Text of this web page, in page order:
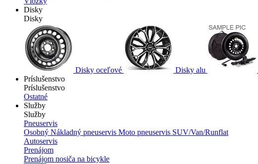
Disky
Disky
Disky oceľové Disky alu
Príslušenstvo
Príslušenstvo
Ostatné
Služby
Služby
Pneuservis
Osobný Nákladný pneuservis Moto pneuservis SUV/Van/Runflat
Autoservis
Prenájom
Prenájom nosiča na bicykle